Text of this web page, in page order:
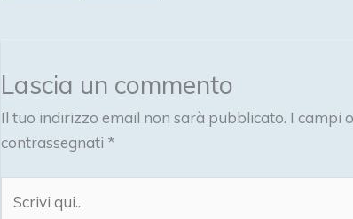
Lascia un commento
Il tuo indirizzo email non sarà pubblicato. I campi
contrassegnati *
qui..